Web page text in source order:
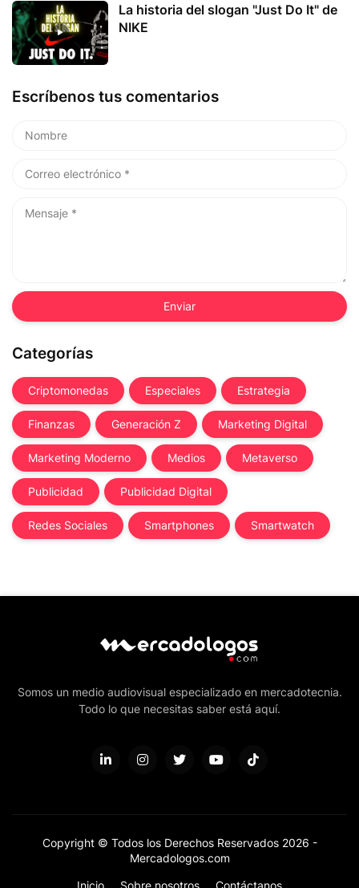
La historia del slogan "Just Do It" de
NIKE
Escríbenos tus comentarios
Categorías
Criptomonedas Especiales Estrategia
Finanzas Generación Z Marketing Digital
Marketing Moderno Medios Metaverso
Publicidad Publicidad Digital
Redes Sociales Smartphones Smartwatch
Somos un medio audiovisual especializado en mercadotecnia.
Todo lo que necesitas saber está aquí.
Copyright © Todos los Derechos Reservados 2026 -
Mercadologos.com
Inicio
Sobre nosotros Contáctanos